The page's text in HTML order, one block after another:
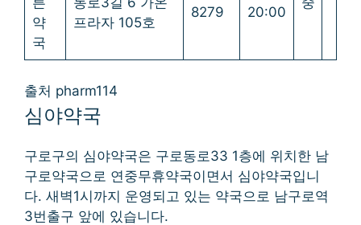
약
국
프라자 105호
8279
20:00
출처 pharm114
심야약국
구로구의 심야약국은 구로동로33 1층에 위치한 남
구로약국으로 연중무휴약국이면서 심야약국입니
다. 새벽1시까지 운영되고 있는 약국으로 남구로역
3번출구 앞에 있습니다.